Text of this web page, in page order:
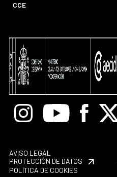
CCE
InstagramYoutube Facebook
X
AVISO LEGAL
PROTECCIÓN DE DATOS
POLÍTICA DE COOKIES